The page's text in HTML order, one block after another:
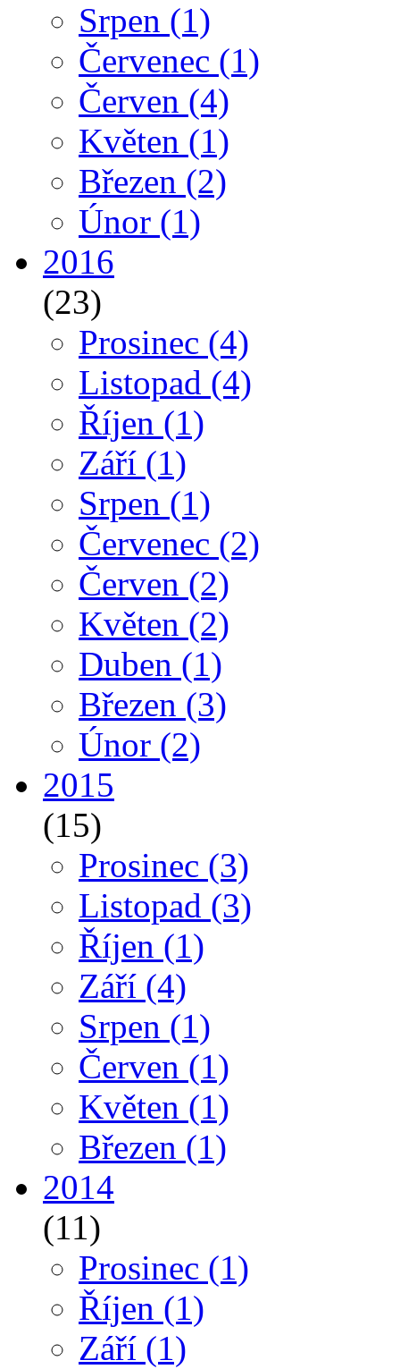
Srpen (1)
Červenec (1)
Červen (4)
Květen (1)
Březen (2)
Únor (1)
2016
(23)
Prosinec (4)
Listopad (4)
Říjen (1)
Září (1)
Srpen (1)
Červenec (2)
Červen (2)
Květen (2)
Duben (1)
Březen (3)
Únor (2)
2015
(15)
Prosinec (3)
Listopad (3)
Říjen (1)
Září (4)
Srpen (1)
Červen (1)
Květen (1)
Březen (1)
2014
(11)
Prosinec (1)
Říjen (1)
Září (1)